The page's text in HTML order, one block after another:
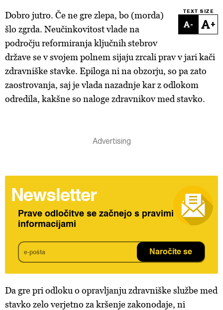
TEXT SIZE
- +
Dobro jutro. Če ne gre zlepa, bo (morda)
šlo zgrda. Neučinkovitost vlade na
področju reformiranja ključnih stebrov
države se v svojem polnem sijaju zrcali prav v jari kači
zdravniške stavke. Epiloga ni na obzorju, so pa zato
zaostrovanja, saj je vlada nazadnje kar z odlokom
odredila, kakšne so naloge zdravnikov med stavko.
Newsletter
Prave odločitve se začnejo s pravimi
informacijami
Naročite se
Da gre pri odloku o opravljanju zdravniške službe med
stavko zelo verjetno za kršenje zakonodaje, ni